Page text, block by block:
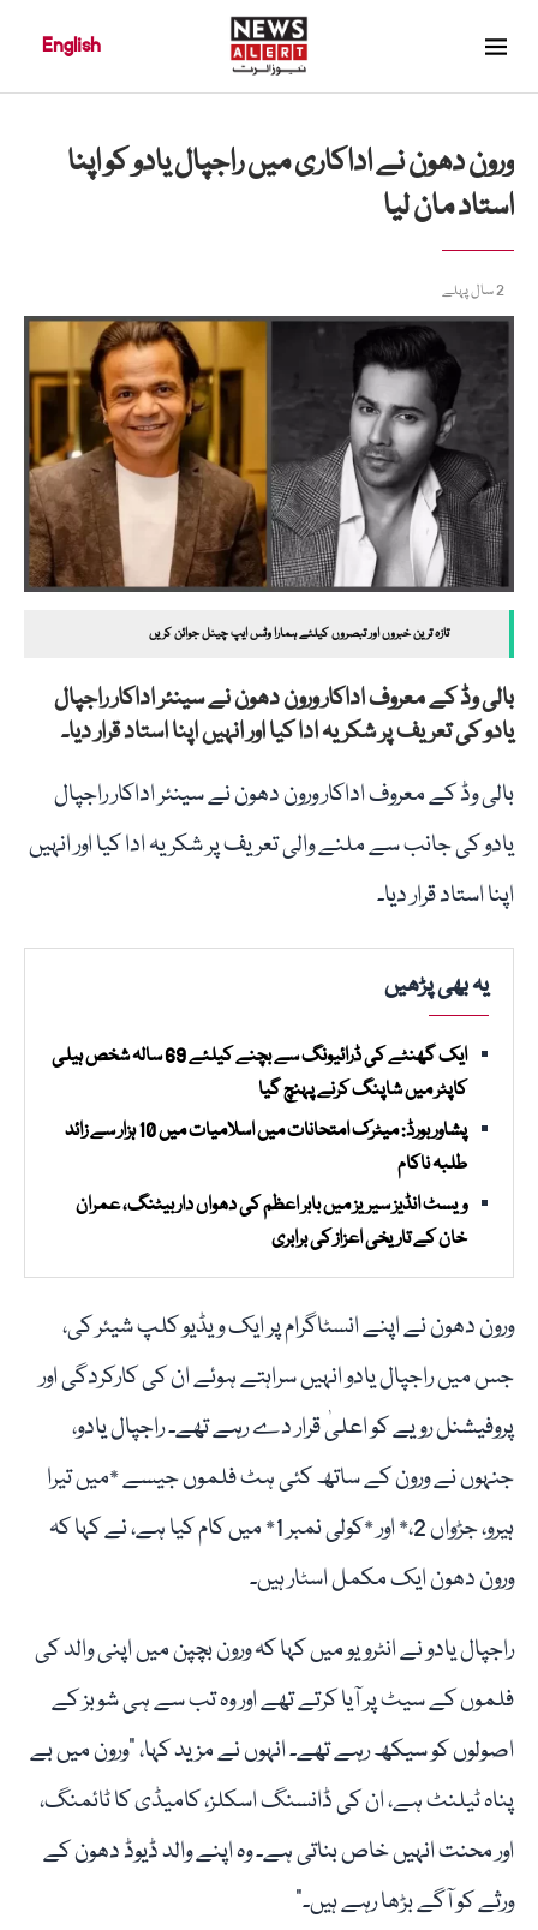
English
ورون دھون نے اداکاری میں راجپال یادو کو اپنا
استاد مان لیا
2 سال پہلے
تازہ ترین خبروں اور تبصروں کیلئے ہمارا وٹس ایپ چینل جوائن کریں
بالی وڈ کے معروف اداکار ورون دھون نے سینئر اداکار راجپال
یادو کی تعریف پر شکریہ ادا کیا اور انہیں اپنا استاد قرار دیا۔
بالی وڈ کے معروف اداکار ورون دھون نے سینئر اداکار راجپال
یادو کی جانب سے ملنے والی تعریف پر شکریہ ادا کیا اور انہیں
اپنا استاد قرار دیا۔
یہ بھی پڑھیں
ایک گھنٹے کی ڈرائیونگ سے بچنے کیلئے 69 سالہ شخص ہیلی
کاپٹر میں شاپنگ کرنے پہنچ گیا
پشاور بورڈ: میٹرک امتحانات میں اسلامیات میں 10 ہزار سے زائد
طلبہ ناکام
ویسٹ انڈیز سیریز میں بابر اعظم کی دھواں دار بیٹنگ، عمران
خان کے تاریخی اعزاز کی برابری
ورون دھون نے اپنے انسٹاگرام پر ایک ویڈیو کلپ شیئر کی،
جس میں راجپال یادو انہیں سراہتے ہوئے ان کی کارکردگی اور
پروفیشنل رویے کو اعلیٰ قرار دے رہے تھے۔ راجپال یادو،
جنہوں نے ورون کے ساتھ کئی ہٹ فلموں جیسے *میں تیرا
ہیرو، جڑواں 2،* اور *کولی نمبر 1* میں کام کیا ہے، نے کہا کہ
ورون دھون ایک مکمل اسٹار ہیں۔
راجپال یادو نے انٹرویو میں کہا کہ ورون بچپن میں اپنی والد کی
فلموں کے سیٹ پر آیا کرتے تھے اور وہ تب سے ہی شوبز کے
اصولوں کو سیکھ رہے تھے۔ انہوں نے مزید کہا، "ورون میں بے
پناہ ٹیلنٹ ہے، ان کی ڈانسنگ اسکلز، کامیڈی کا ٹائمنگ،
اور محنت انہیں خاص بناتی ہے۔ وہ اپنے والد ڈیوڈ دھون کے
ورثے کو آگے بڑھا رہے ہیں۔”